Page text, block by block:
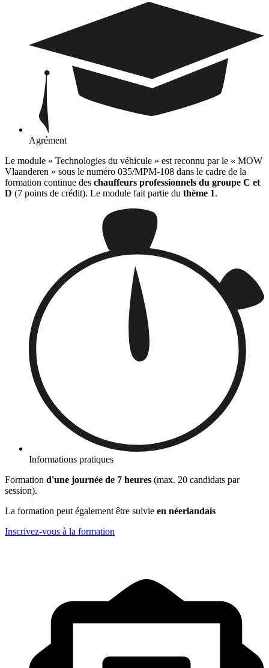
Agrément
Le module « Technologies du véhicule » est reconnu par le « MOW
Vlaanderen » sous le numéro 035/MPM-108 dans le cadre de la
formation continue des chauffeurs professionnels du groupe C et
D (7 points de crédit). Le module fait partie du thème 1.
Informations pratiques
Formation d'une journée de 7 heures (max. 20 candidats par
session).
La formation peut également être suivie en néerlandais
Inscrivez-vous à la formation